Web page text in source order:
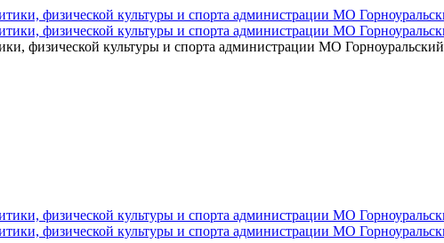
физической культуры и спорта администрации МО Горноуральский